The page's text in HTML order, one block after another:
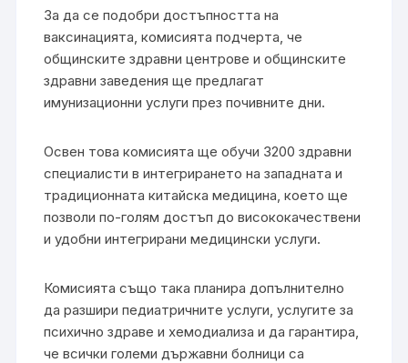
За да се подобри достъпността на
ваксинацията, комисията подчерта, че
общинските здравни центрове и общинските
здравни заведения ще предлагат
имунизационни услуги през почивните дни.
Освен това комисията ще обучи 3200 здравни
специалисти в интегрирането на западната и
традиционната китайска медицина, което ще
позволи по-голям достъп до висококачествени
и удобни интегрирани медицински услуги.
Комисията също така планира допълнително
да разшири педиатричните услуги, услугите за
психично здраве и хемодиализа и да гарантира,
че всички големи държавни болници са